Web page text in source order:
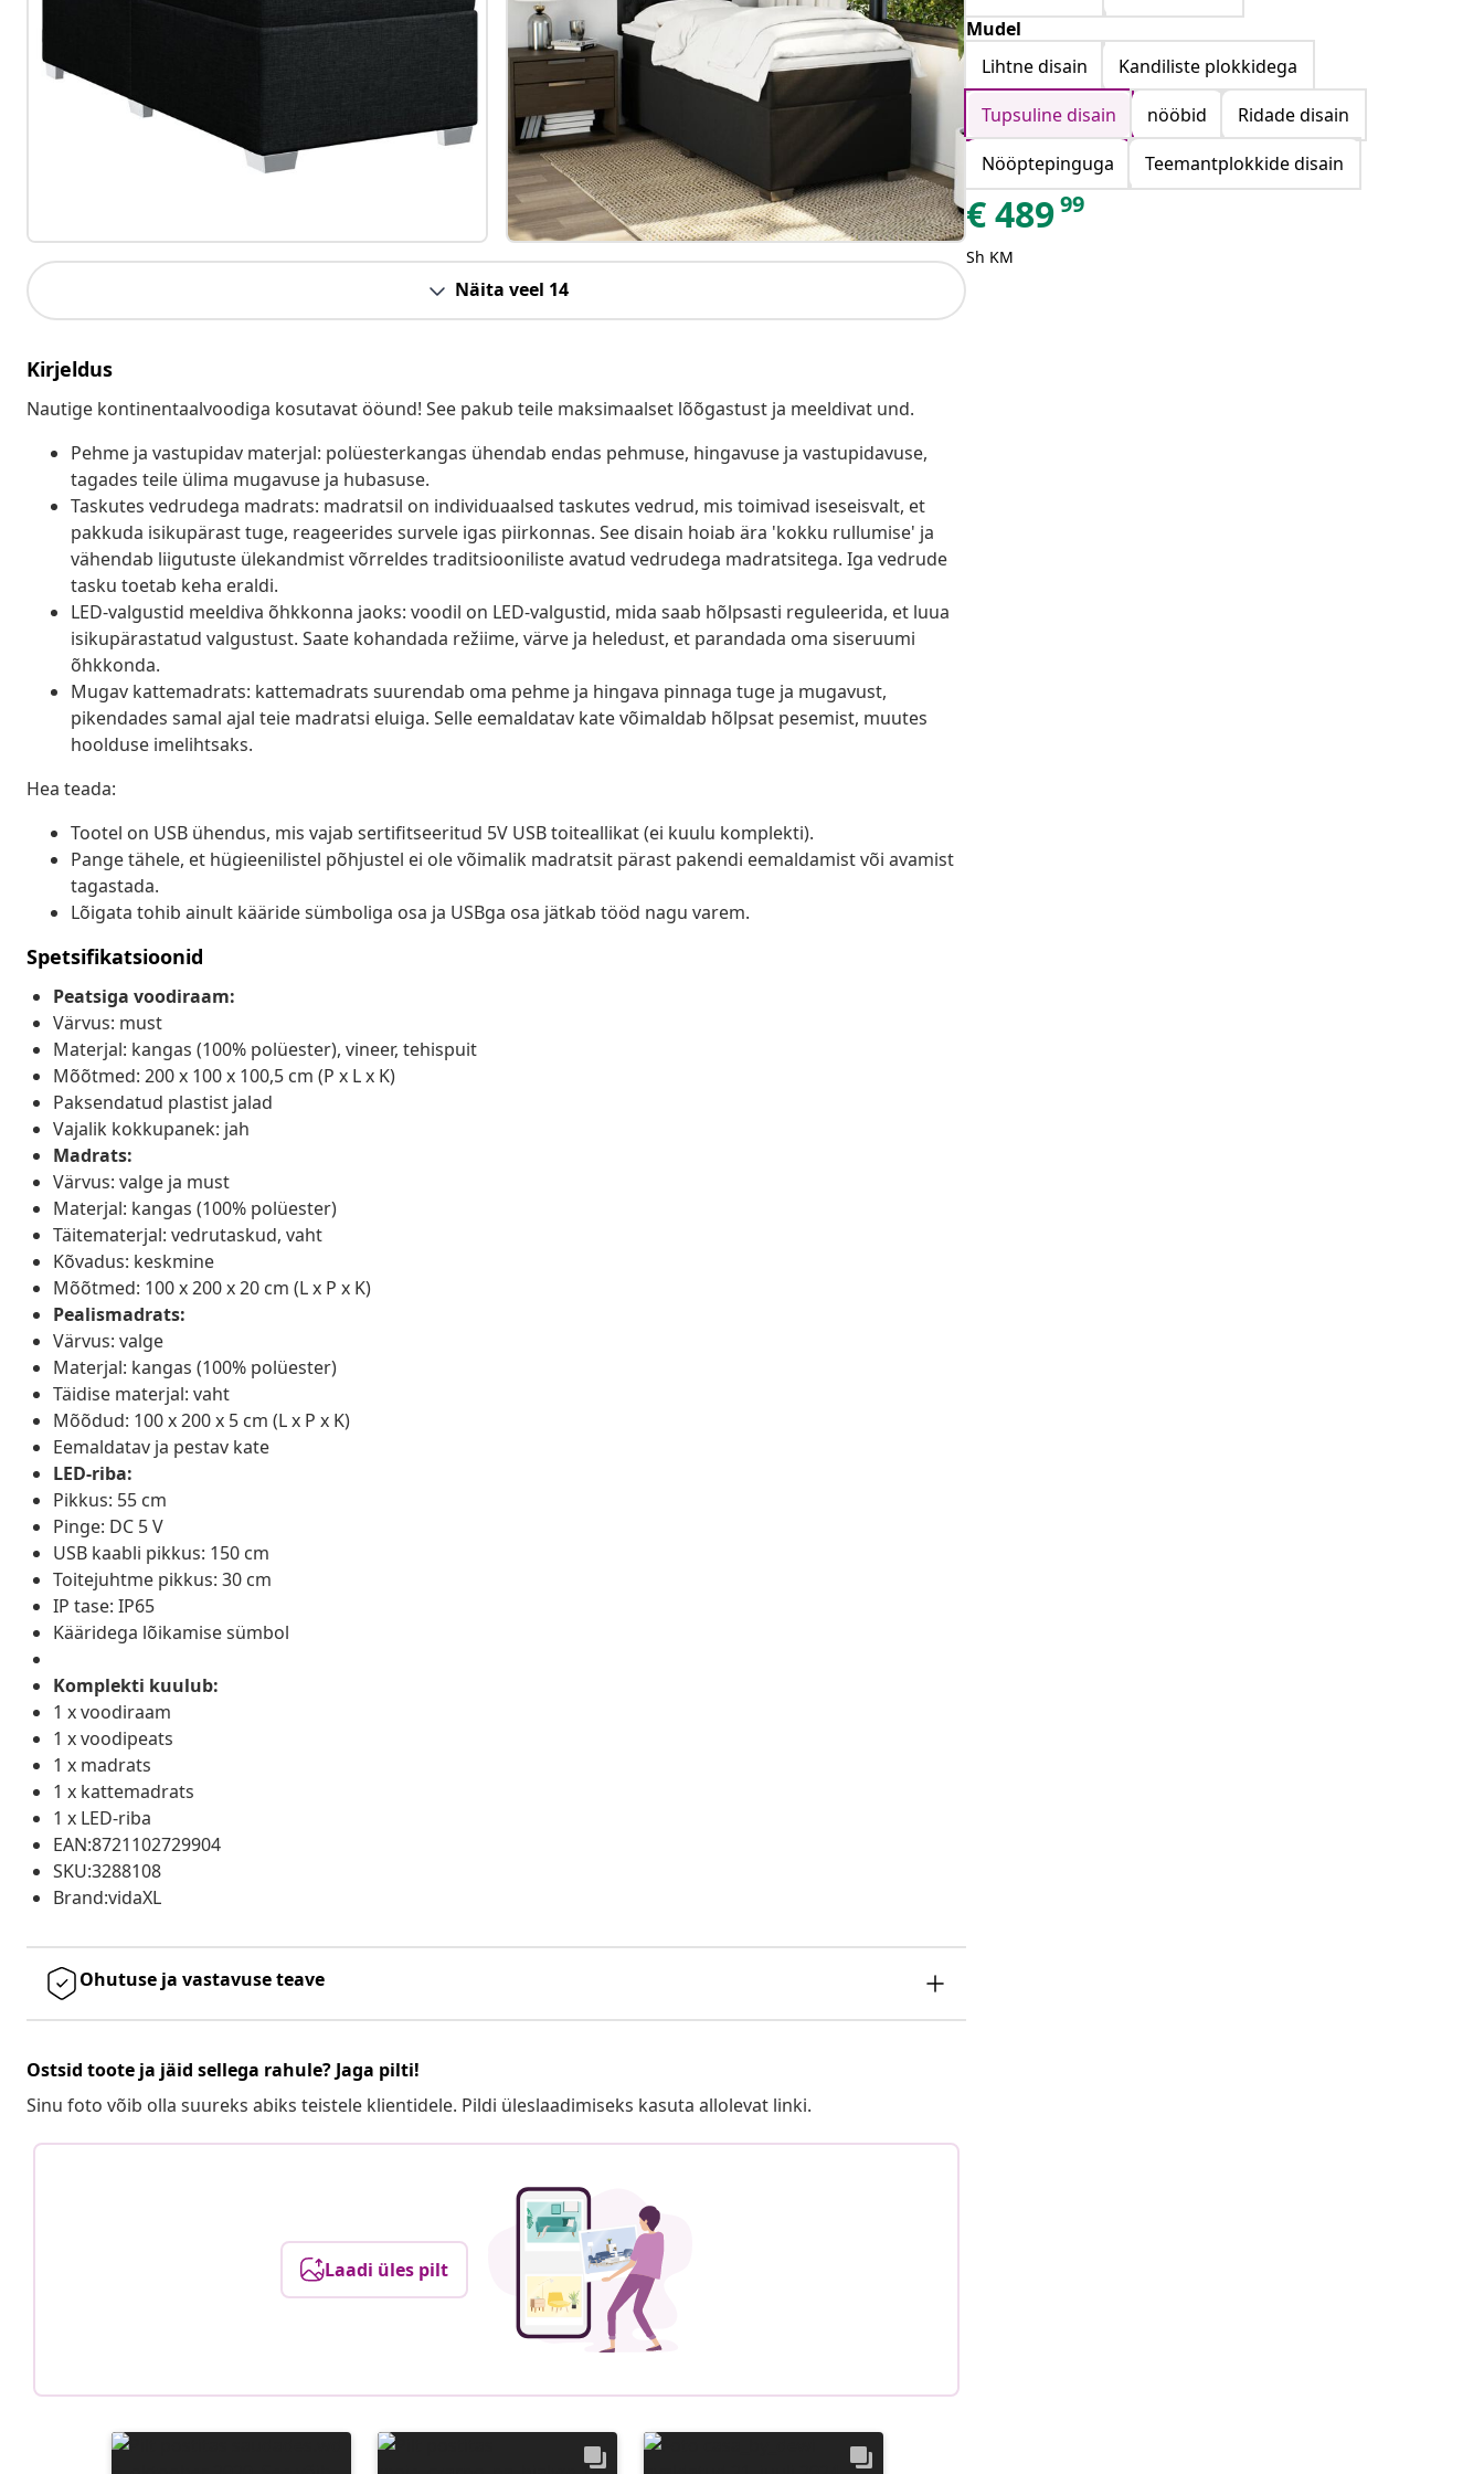
Näita veel 14
Kirjeldus
Nautige kontinentaalvoodiga kosutavat ööund! See pakub teile maksimaalset lõõgastust ja meeldivat und.
Pehme ja vastupidav materjal: polüesterkangas ühendab endas pehmuse, hingavuse ja vastupidavuse,
tagades teile ülima mugavuse ja hubasuse.
Taskutes vedrudega madrats: madratsil on individuaalsed taskutes vedrud, mis toimivad iseseisvalt, et
pakkuda isikupärast tuge, reageerides survele igas piirkonnas. See disain hoiab ära 'kokku rullumise' ja
vähendab liigutuste ülekandmist võrreldes traditsiooniliste avatud vedrudega madratsitega. Iga vedrude
tasku toetab keha eraldi.
LED-valgustid meeldiva õhkkonna jaoks: voodil on LED-valgustid, mida saab hõlpsasti reguleerida, et luua
isikupärastatud valgustust. Saate kohandada režiime, värve ja heledust, et parandada oma siseruumi
õhkkonda.
Mugav kattemadrats: kattemadrats suurendab oma pehme ja hingava pinnaga tuge ja mugavust,
pikendades samal ajal teie madratsi eluiga. Selle eemaldatav kate võimaldab hõlpsat pesemist, muutes
hoolduse imelihtsaks.
Hea teada:
Tootel on USB ühendus, mis vajab sertifitseeritud 5V USB toiteallikat (ei kuulu komplekti).
Pange tähele, et hügieenilistel põhjustel ei ole võimalik madratsit pärast pakendi eemaldamist või avamist
tagastada.
Lõigata tohib ainult kääride sümboliga osa ja USBga osa jätkab tööd nagu varem.
Spetsifikatsioonid
Peatsiga voodiraam:
Värvus: must
Materjal: kangas (100% polüester), vineer, tehispuit
Mõõtmed: 200 x 100 x 100,5 cm (P x L x K)
Paksendatud plastist jalad
Vajalik kokkupanek: jah
Madrats:
Värvus: valge ja must
Materjal: kangas (100% polüester)
Täitematerjal: vedrutaskud, vaht
Kõvadus: keskmine
Mõõtmed: 100 x 200 x 20 cm (L x P x K)
Pealismadrats:
Värvus: valge
Materjal: kangas (100% polüester)
Täidise materjal: vaht
Mõõdud: 100 x 200 x 5 cm (L x P x K)
Eemaldatav ja pestav kate
LED-riba:
Pikkus: 55 cm
Pinge: DC 5 V
USB kaabli pikkus: 150 cm
Toitejuhtme pikkus: 30 cm
IP tase: IP65
Kääridega lõikamise sümbol
Komplekti kuulub:
1 x voodiraam
1 x voodipeats
1 x madrats
1 x kattemadrats
1 x LED-riba
EAN:8721102729904
SKU:3288108
Brand:vidaXL
Ohutuse ja vastavuse teave
Ostsid toote ja jäid sellega rahule? Jaga pilti!
Sinu foto võib olla suureks abiks teistele klientidele. Pildi üleslaadimiseks kasuta allolevat linki.
Laadi üles pilt
Mudel
Lihtne disain
Kandiliste plokkidega
Tupsuline disain
nööbid
Ridade disain
Nööptepinguga
Teemantplokkide disain
€48999
Sh KM